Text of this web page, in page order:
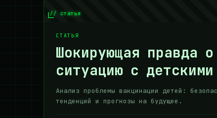
// статья
СТАТЬЯ
Шокирующая правда
ситуацию с
Анализ проблемы вакцинации детей:
тенденций и прогнозы на будущее.